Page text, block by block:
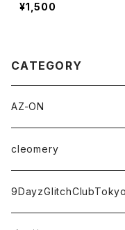
¥1,500
CATEGORY
AZ-ON
チェキ券(現場受取)
アパレル
cleomery
チェキ券(現場受取)
9DayzGlitchClubTokyo